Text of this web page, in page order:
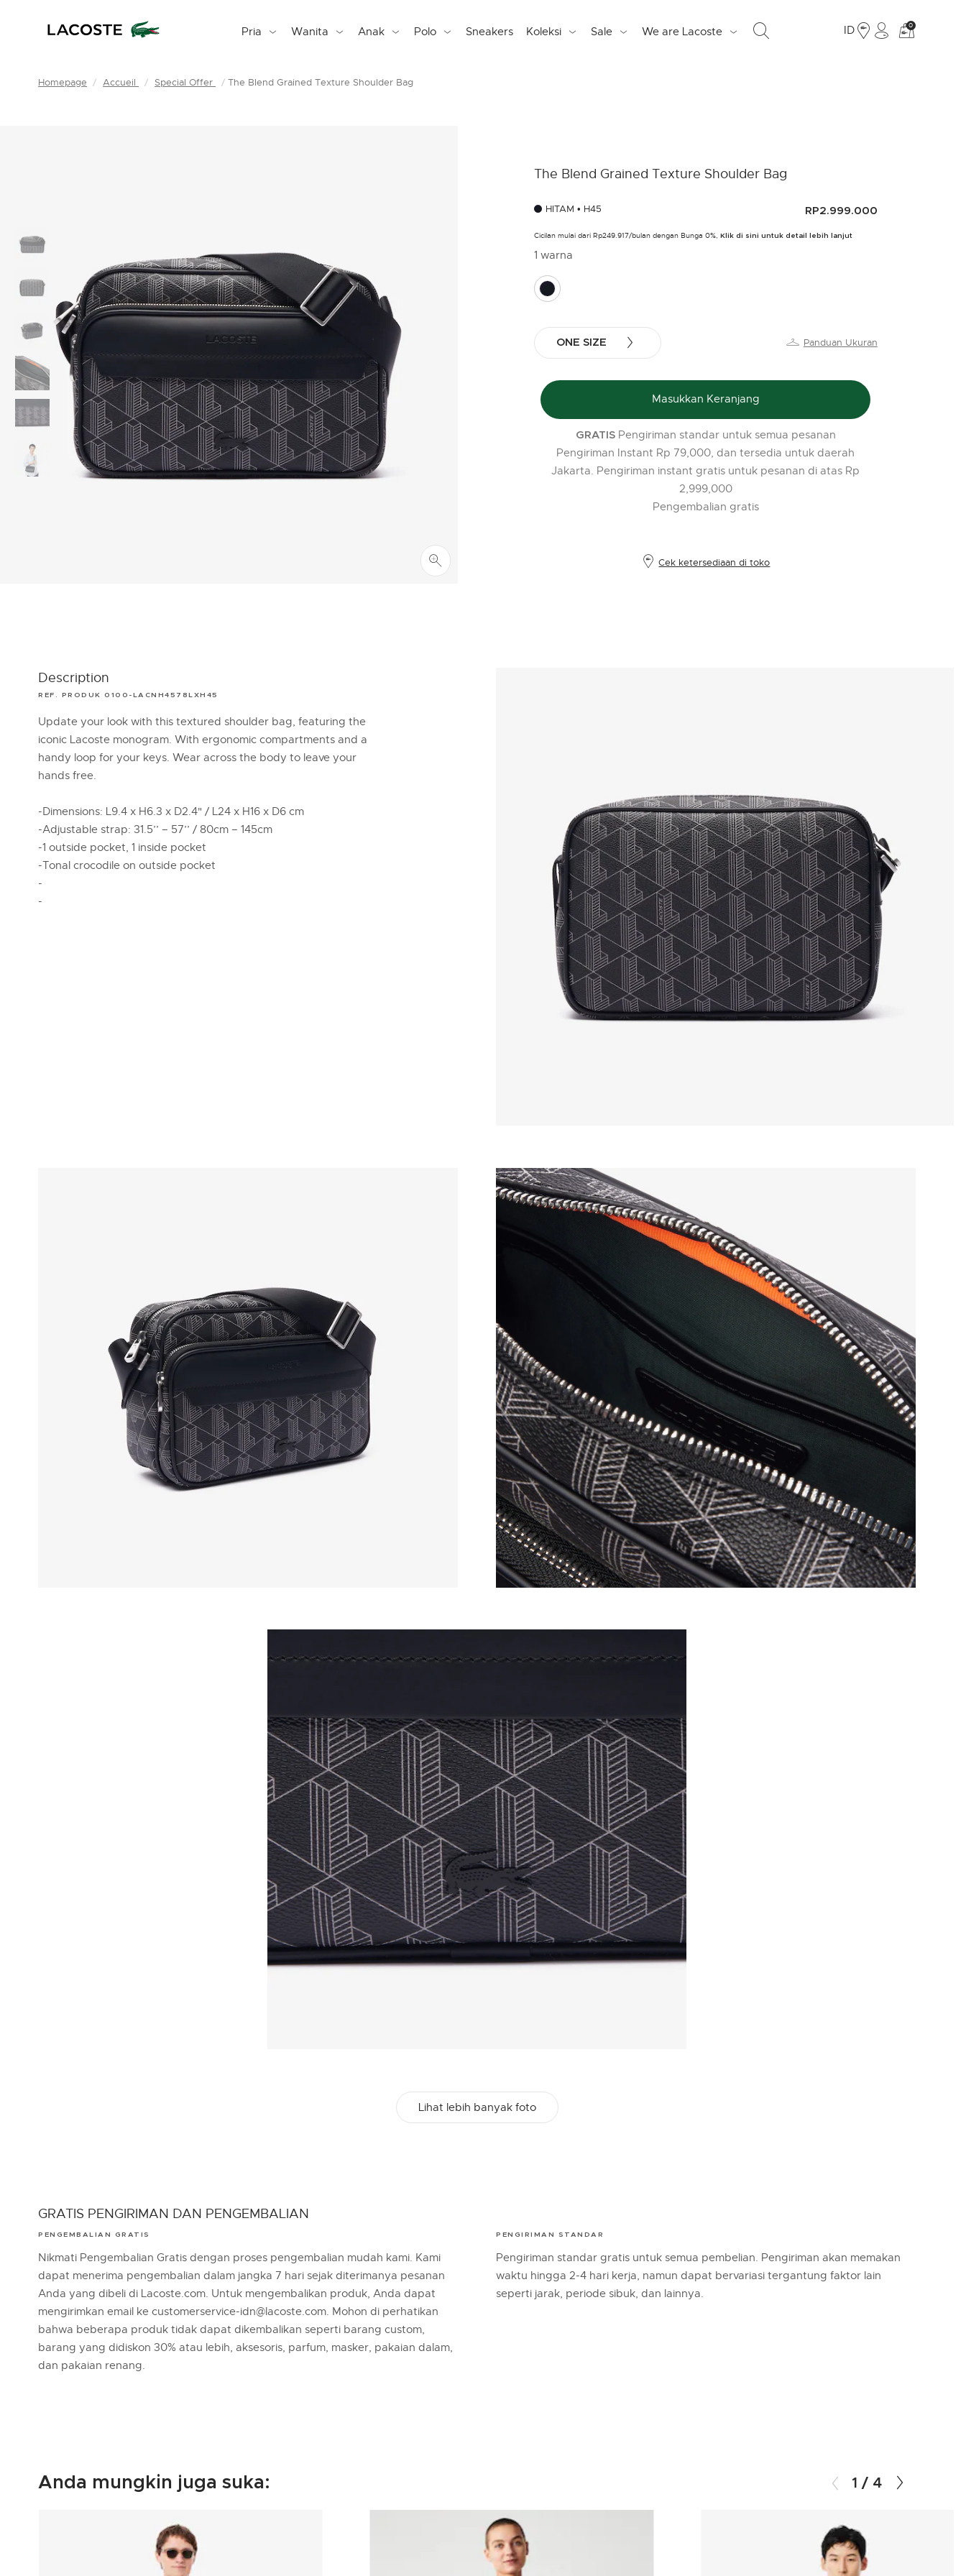
Pria Wanita Anak Polo Sneakers Koleksi Sale We are Lacoste ID
Lihat
0
Homepage Accueil Special Offer The Blend Grained Texture Shoulder Bag
The Blend Grained Texture Shoulder Bag
HITAM • H45 RP2.999.000
Cicilan mulai dari Rp249.917/bulan dengan Bunga 0%,Klik di sini untuk detail lebih lanjut
1 warna
ONE SIZE Panduan Ukuran
Masukkan Keranjang
GRATISPengiriman standar untuk semua pesanan
Pengiriman Instant Rp 79,000, dan tersedia untuk daerah
Jakarta. Pengiriman instant gratis untuk pesanan di atas Rp
2,999,000
Pengembalian gratis
Cek ketersediaan di toko
Description
REF. PRODUK 0100-LACNH4578LXH45
Update your look with this textured shoulder bag, featuring the
iconic Lacoste monogram. With ergonomic compartments and a
handy loop for your keys. Wear across the body to leave your
hands free.
-Dimensions: L9.4 x H6.3 x D2.4" / L24 x H16 x D6 cm
-Adjustable strap: 31.5’’ – 57’’ / 80cm – 145cm
-1 outside pocket, 1 inside pocket
-Tonal crocodile on outside pocket
-
-
Lihat lebih banyak foto
GRATIS PENGIRIMAN DAN PENGEMBALIAN
PENGEMBALIAN GRATIS
Nikmati Pengembalian Gratis dengan proses pengembalian mudah kami. Kami
dapat menerima pengembalian dalam jangka 7 hari sejak diterimanya pesanan
Anda yang dibeli di Lacoste.com. Untuk mengembalikan produk, Anda dapat
mengirimkan email ke customerservice-idn@lacoste.com. Mohon di perhatikan
bahwa beberapa produk tidak dapat dikembalikan seperti barang custom,
barang yang didiskon 30% atau lebih, aksesoris, parfum, masker, pakaian dalam,
dan pakaian renang.
PENGIRIMAN STANDAR
Pengiriman standar gratis untuk semua pembelian. Pengiriman akan memakan
waktu hingga 2-4 hari kerja, namun dapat bervariasi tergantung faktor lain
seperti jarak, periode sibuk, dan lainnya.
Anda mungkin juga suka: 1 / 4